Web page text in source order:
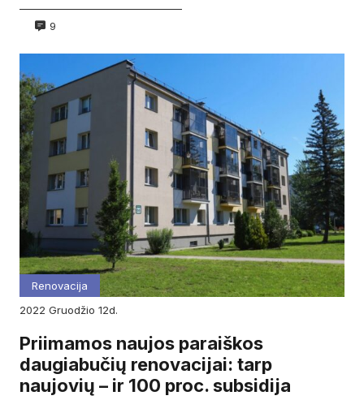
9
Renovacija
2022
gruodžio 12d.
Priimamos naujos paraiškos
daugiabučių renovacijai: tarp
naujovių – ir 100 proc. subsidija